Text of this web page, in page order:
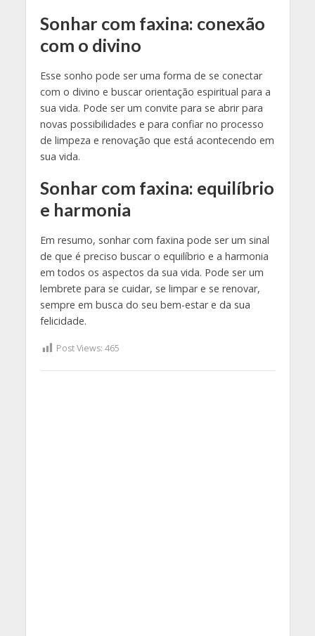
Sonhar com faxina: conexão
com o divino
Esse sonho pode ser uma forma de se conectar
com o divino e buscar orientação espiritual para a
sua vida. Pode ser um convite para se abrir para
novas possibilidades e para confiar no processo
de limpeza e renovação que está acontecendo em
sua vida.
Sonhar com faxina: equilíbrio
e harmonia
Em resumo, sonhar com faxina pode ser um sinal
de que é preciso buscar o equilíbrio e a harmonia
em todos os aspectos da sua vida. Pode ser um
lembrete para se cuidar, se limpar e se renovar,
sempre em busca do seu bem-estar e da sua
felicidade.
Post Views: 465